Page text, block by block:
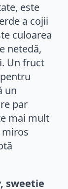
este
a cojii
culoarea
netedă,
Un fruct
un
par
mai mult
miros
sweetie